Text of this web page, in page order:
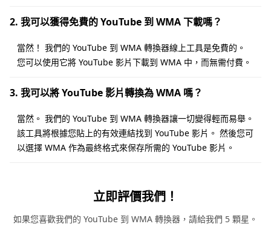
2. 我可以獲得免費的 YouTube 到 WMA 下載嗎？
當然！ 我們的 YouTube 到 WMA 轉換器線上工具是免費的。
您可以使用它將 YouTube 影片下載到 WMA 中，而無需付費。
3. 我可以將 YouTube 影片轉換為 WMA 嗎？
當然。 我們的 YouTube 到 WMA 轉換器讓一切變得輕而易舉。
該工具將根據您貼上的有效連結找到 YouTube 影片。 然後您可
以選擇 WMA 作為最終格式來保存所需的 YouTube 影片。
立即評價我們！
如果您喜歡我們的 YouTube 到 WMA 轉換器，請給我們 5 顆星。